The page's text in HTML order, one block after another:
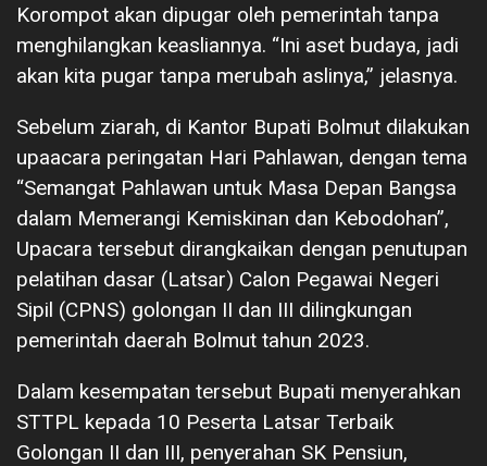
Korompot akan dipugar oleh pemerintah tanpa
menghilangkan keasliannya. “Ini aset budaya, jadi
akan kita pugar tanpa merubah aslinya,” jelasnya.
Sebelum ziarah, di Kantor Bupati Bolmut dilakukan
upaacara peringatan Hari Pahlawan, dengan tema
“Semangat Pahlawan untuk Masa Depan Bangsa
dalam Memerangi Kemiskinan dan Kebodohan”,
Upacara tersebut dirangkaikan dengan penutupan
pelatihan dasar (Latsar) Calon Pegawai Negeri
Sipil (CPNS) golongan II dan III dilingkungan
pemerintah daerah Bolmut tahun 2023.
Dalam kesempatan tersebut Bupati menyerahkan
STTPL kepada 10 Peserta Latsar Terbaik
Golongan II dan III, penyerahan SK Pensiun,